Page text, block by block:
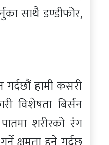
साथै डण्डीफोर,
हामी कसरी
विशेषता बिर्सन
शरीरको रंग